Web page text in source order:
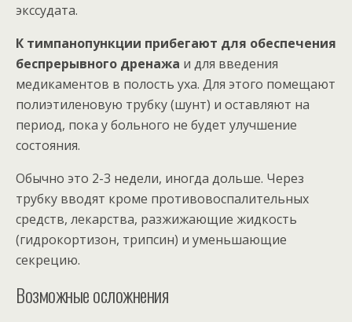
экссудата.
К тимпанопункции прибегают для обеспечения
беспрерывного дренажа и для введения
медикаментов в полость уха. Для этого помещают
полиэтиленовую трубку (шунт) и оставляют на
период, пока у больного не будет улучшение
состояния.
Обычно это 2-3 недели, иногда дольше. Через
трубку вводят кроме противовоспалительных
средств, лекарства, разжижающие жидкость
(гидрокортизон, трипсин) и уменьшающие
секрецию.
Возможные осложнения